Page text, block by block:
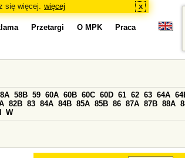
się więcej. więcej x
Przetargi O MPK Praca
58B 59 60A 60B 60C 60D 61 62 63 64A
82B 83 84A 84B 85A 85B 86 87A 87B 88A
W